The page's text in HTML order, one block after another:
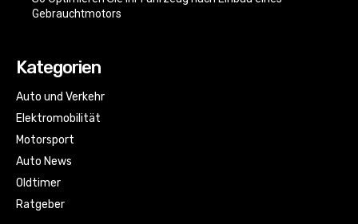
Gebrauchtmotors
Kategorien
Auto und Verkehr
Elektromobilität
Motorsport
Auto News
Oldtimer
Ratgeber